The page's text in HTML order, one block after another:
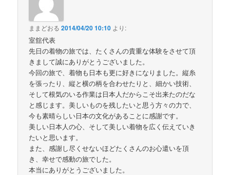
ままどおる 2014/04/20 10:10 より:
室舘代表
先日の着物の旅では、たくさんの貴重な体験をさせて頂
きまして誠にありがとうございました。
今回の旅で、着物も日本も更に好きになりました。縦糸
を張ったり、縦と横の柄を合わせたりと、細かい技術、
そして根気のいる作業は日本人だからこそ出来たのだな
と感じます。美しいものを残したいと思う方々の力で、
今も素晴らしい日本の文化があることに感謝です。
美しい日本人の心、そして美しい着物を広く伝えていき
たいと思います。
また、感謝し尽くせないほどたくさんのお心遣いを頂
き、幸せで感動の旅でした。
本当にありがとうございました。